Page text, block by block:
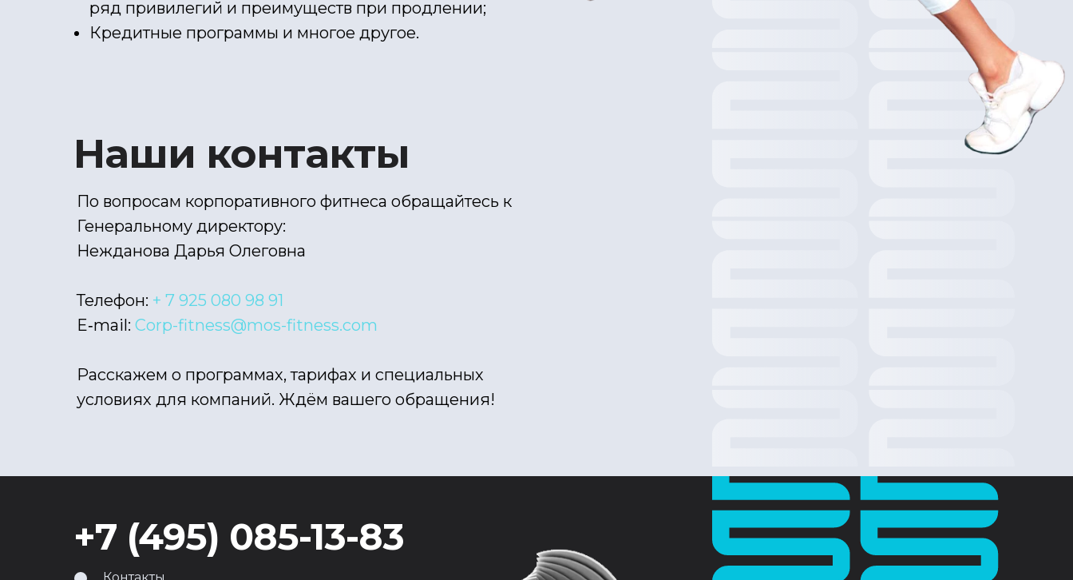
Наши контакты
ряд привилегий и преимуществ при продлении;
Кредитные программы и многое другое.
По вопросам корпоративного фитнеса обращайтесь к
Генеральному директору:
Нежданова Дарья Олеговна
Телефон: + 7 925 080 98 91
E‑mail: Corp-fitness@mos-fitness.com
Расскажем о программах, тарифах и специальных
условиях для компаний. Ждём вашего обращения!
+7 (495) 085-13-83